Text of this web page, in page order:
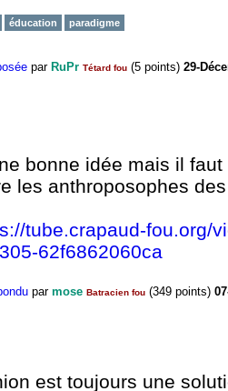
éducation paradigme
par RuPr Tétard fou (5 points) 29-
bonne idée mais il
les anthroposophes
tube.crapaud-fou.org/
62f6862060ca
par mose Batracien fou (349 points)
est toujours une